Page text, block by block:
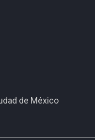
de México